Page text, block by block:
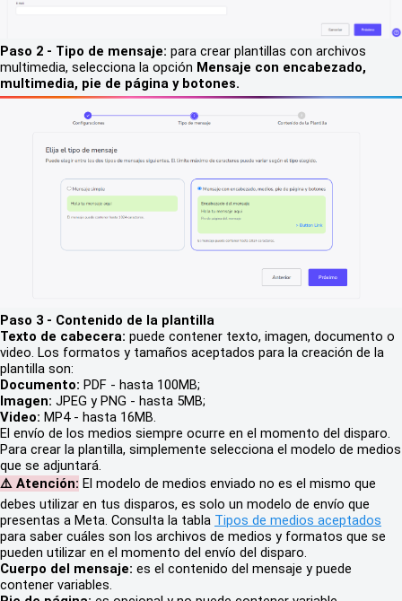
Paso 2 - Tipo de mensaje: para crear plantillas con archivos
multimedia, selecciona la opción Mensaje con encabezado,
multimedia, pie de página y botones.
Paso 3 - Contenido de la plantilla
Texto de cabecera: puede contener texto, imagen, documento o
video. Los formatos y tamaños aceptados para la creación de la
plantilla son:
Documento: PDF - hasta 100MB;
Imagen: JPEG y PNG - hasta 5MB;
Video: MP4 - hasta 16MB.
El envío de los medios siempre ocurre en el momento del disparo.
Para crear la plantilla, simplemente selecciona el modelo de medios
que se adjuntará.
⚠️ Atención: El modelo de medios enviado no es el mismo que
debes utilizar en tus disparos, es solo un modelo de envío que
presentas a Meta. Consulta la tabla Tipos de medios aceptados
para saber cuáles son los archivos de medios y formatos que se
pueden utilizar en el momento del envío del disparo.
Cuerpo del mensaje: es el contenido del mensaje y puede
contener variables.